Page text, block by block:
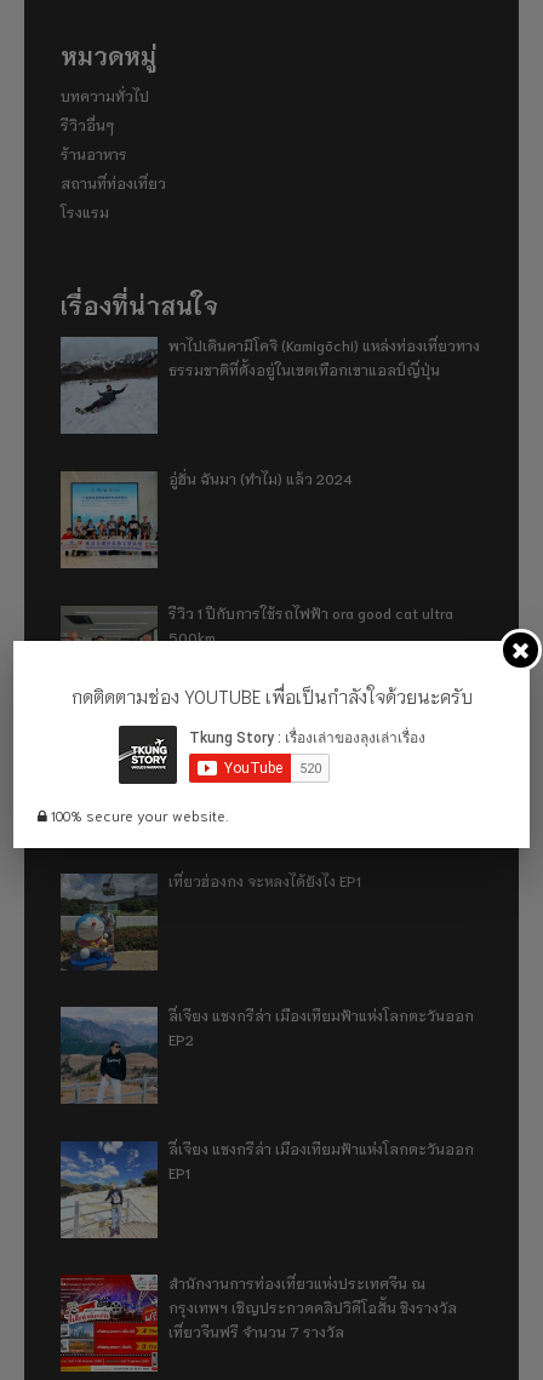
หมวดหมู่
บทความทั่วไป
รีวิวอื่นๆ
ร้านอาหาร
สถานที่ท่องเที่ยว
โรงแรม
เรื่องที่น่าสนใจ
พาไปเดินคามิโคจิ (Kamigōchi) แหล่งท่องเที่ยวทาง
ธรรมชาติที่ตั้งอยู่ในเขตเทือกเขาแอลป์ญี่ปุ่น
อู่ฮั่น ฉันมา (ทำไม) แล้ว 2024
รีวิว 1 ปีกับการใช้รถไฟฟ้า ora good cat ultra
500km
เที่ยวฮ่องกง จะหลงได้ยังไง EP2
เที่ยวฮ่องกง จะหลงได้ยังไง EP1
ลี่เจียง แชงกรีล่า เมืองเทียมฟ้าแห่งโลกตะวันออก
EP2
ลี่เจียง แชงกรีล่า เมืองเทียมฟ้าแห่งโลกตะวันออก
EP1
สำนักงานการท่องเที่ยวแห่งประเทศจีน ณ
กรุงเทพฯ เชิญประกวดคลิปวิดีโอสั้น ชิงรางวัล
เที่ยวจีนฟรี จำนวน 7 รางวัล
กดติดตามช่อง YOUTUBE เพื่อเป็นกำลังใจด้วยนะครับ
100% secure your website.